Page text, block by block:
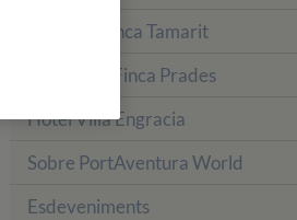
Colònies Finca Tamarit
Colònies a Finca Prades
Hotel Villa Engracia
Sobre PortAventura World
Esdeveniments